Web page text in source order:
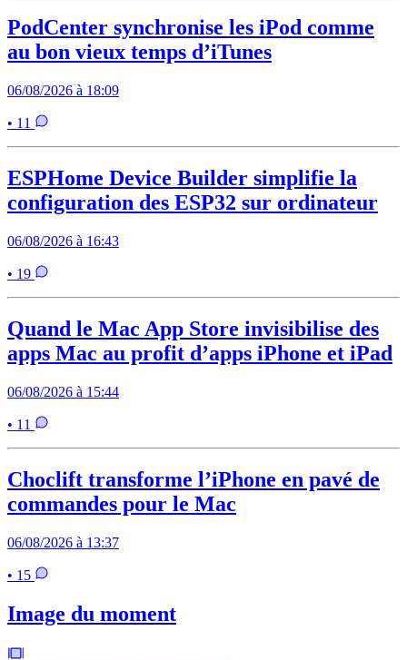
PodCenter synchronise les iPod comme
au bon vieux temps d’iTunes
06/08/2026 à 18:09
• 11
ESPHome Device Builder simplifie la
configuration des ESP32 sur ordinateur
06/08/2026 à 16:43
• 19
Quand le Mac App Store invisibilise des
apps Mac au profit d’apps iPhone et iPad
06/08/2026 à 15:44
• 11
Choclift transforme l’iPhone en pavé de
commandes pour le Mac
06/08/2026 à 13:37
• 15
Image du moment